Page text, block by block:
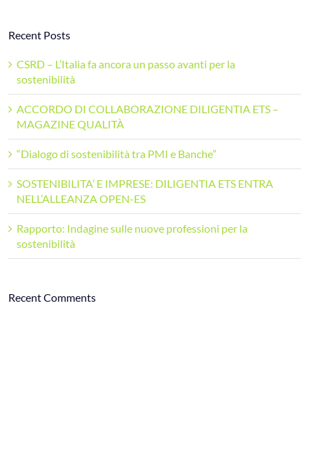
Recent Posts
CSRD – L’Italia fa ancora un passo avanti per la
sostenibilità
ACCORDO DI COLLABORAZIONE DILIGENTIA ETS –
MAGAZINE QUALITÀ
“Dialogo di sostenibilità tra PMI e Banche”
SOSTENIBILITA’ E IMPRESE: DILIGENTIA ETS ENTRA
NELL’ALLEANZA OPEN-ES
Rapporto: Indagine sulle nuove professioni per la
sostenibilità
Recent Comments